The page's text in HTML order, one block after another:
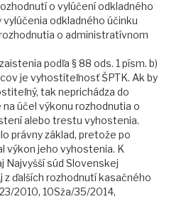
o vylúčení odkladného
vylúčenia odkladného účinku
o administratívnom
podľa § 88 ods. 1 písm. b)
je vyhostiteľnosť ŠPTK. Ak by
tak neprichádza do
účel výkonu rozhodnutia o
alebo trestu vyhostenia.
právny základ, pretože po
výkon jeho vyhostenia. K
Najvyšší súd Slovenskej
z ďalších rozhodnutí kasačného
2010, 10Sža/35/2014,